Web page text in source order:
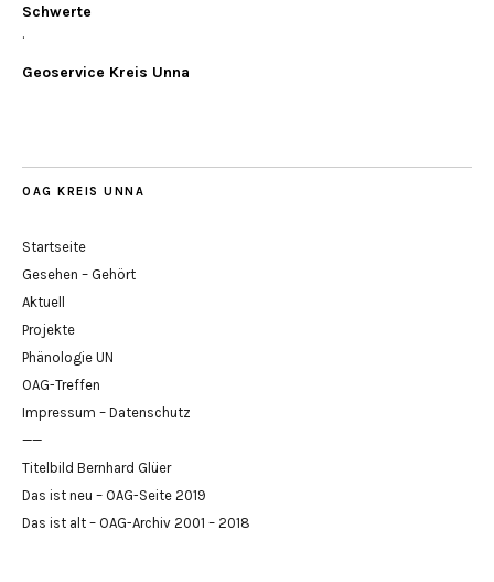
Schwerte
.
Geoservice Kreis Unna
OAG KREIS UNNA
Startseite
Gesehen – Gehört
Aktuell
Projekte
Phänologie UN
OAG-Treffen
Impressum – Datenschutz
——
Titelbild Bernhard Glüer
Das ist neu – OAG-Seite 2019
Das ist alt – OAG-Archiv 2001 – 2018